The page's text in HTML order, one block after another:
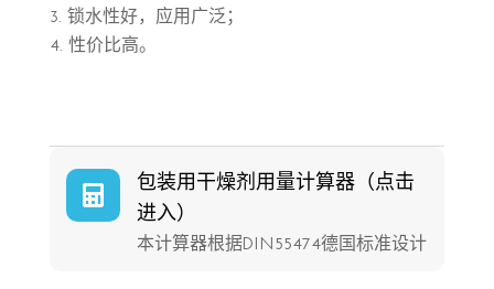
锁水性好，应用广泛；
性价比高。

包装用干燥剂用量计算器（点击
进入）
本计算器根据DIN55474德国标准设计